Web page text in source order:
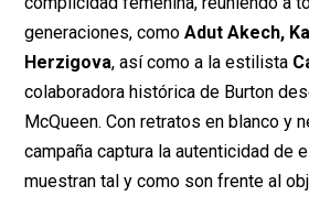
generaciones, comoAdut Akech,
Herzigova, así como a la estilista
colaboradora histórica de Burton
McQueen. Con retratos en blanco y
campaña captura la autenticidad de
muestran tal y como son frente al